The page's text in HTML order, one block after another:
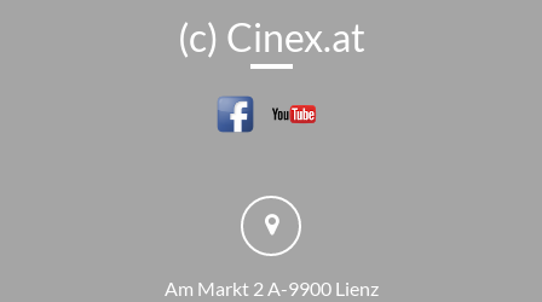
(c) Cinex.at
Am Markt 2 A-9900 Lienz